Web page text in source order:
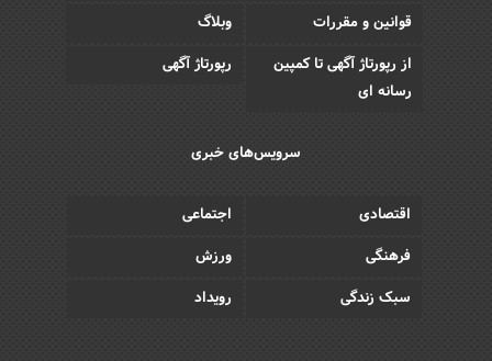
قوانین و مقررات
وبلاگ
از رپورتاژ آگهی تا کمپین
رسانه ای
رپورتاژ آگهی
سرویس‌های خبری
اقتصادی
اجتماعی
فرهنگی
ورزش
سبک زندگی
رویداد